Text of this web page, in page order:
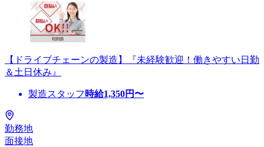
【ドライブチェーンの製造】『未経験歓迎！働きやすい日勤
＆土日休み』
製造スタッフ 時給1,350円〜
勤務地
面接地